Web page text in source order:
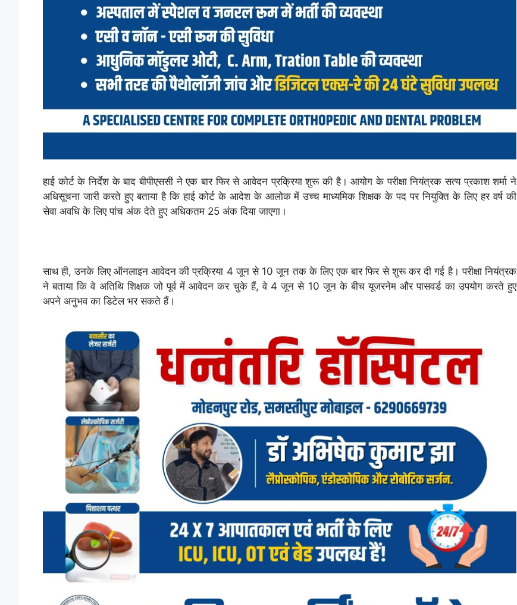
हाई कोर्ट के निर्देश के बाद बीपीएससी ने एक बार फिर से आवेदन प्रक्रिया शुरू की है। आयोग के परीक्षा नियंत्रक सत्य प्रकाश शर्मा ने
अधिसूचना जारी करते हुए बताया है कि हाई कोर्ट के आदेश के आलोक में उच्च माध्यमिक शिक्षक के पद पर नियुक्ति के लिए हर वर्ष की
सेवा अवधि के लिए पांच अंक देते हुए अधिकतम 25 अंक दिया जाएगा।
साथ ही, उनके लिए ऑनलाइन आवेदन की प्रक्रिया 4 जून से 10 जून तक के लिए एक बार फिर से शुरू कर दी गई है। परीक्षा नियंत्रक
ने बताया कि वे अतिथि शिक्षक जो पूर्व में आवेदन कर चुके हैं, वे 4 जून से 10 जून के बीच यूजरनेम और पासवर्ड का उपयोग करते हुए
अपने अनुभव का डिटेल भर सकते हैं।